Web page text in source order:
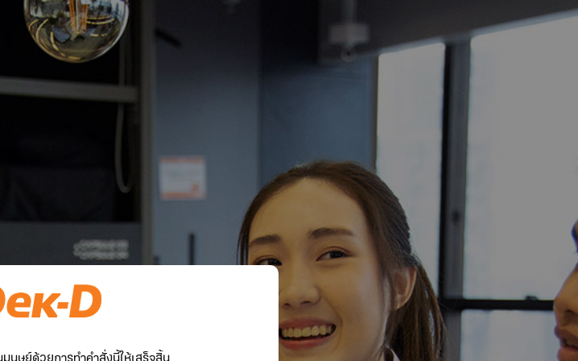
นุษย์ด้วยการทำคำสั่งนี้ให้เสร็จสิ้น